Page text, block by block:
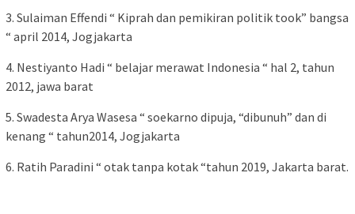
3. Sulaiman Effendi “ Kiprah dan pemikiran politik took” bangsa
“ april 2014, Jogjakarta
4. Nestiyanto Hadi “ belajar merawat Indonesia “ hal 2, tahun
2012, jawa barat
5. Swadesta Arya Wasesa “ soekarno dipuja, “dibunuh” dan di
kenang “ tahun2014, Jogjakarta
6. Ratih Paradini “ otak tanpa kotak “tahun 2019, Jakarta barat.